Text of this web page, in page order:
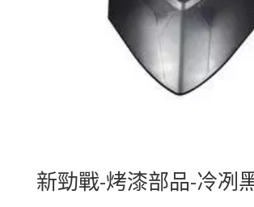
新勁戰-烤漆部品-冷冽